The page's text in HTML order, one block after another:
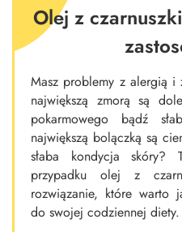
Olej z
Masz problemy z alergią i
największą zmorą są
pokarmowego bądź
największą bolączką są
słaba kondycja skóry?
przypadku olej z
rozwiązanie, które warto
do swojej codziennej diety.